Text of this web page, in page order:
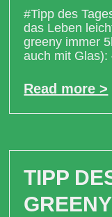
#Tipp des
das Leben
greeny immer
auch mit
Read more >
TIPP